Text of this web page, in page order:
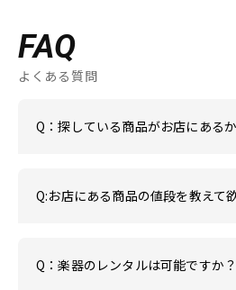
FAQ
よくある質問
Q：探している商品がお店にある
Q:お店にある商品の値段を教えて
Q：楽器のレンタルは可能ですか？